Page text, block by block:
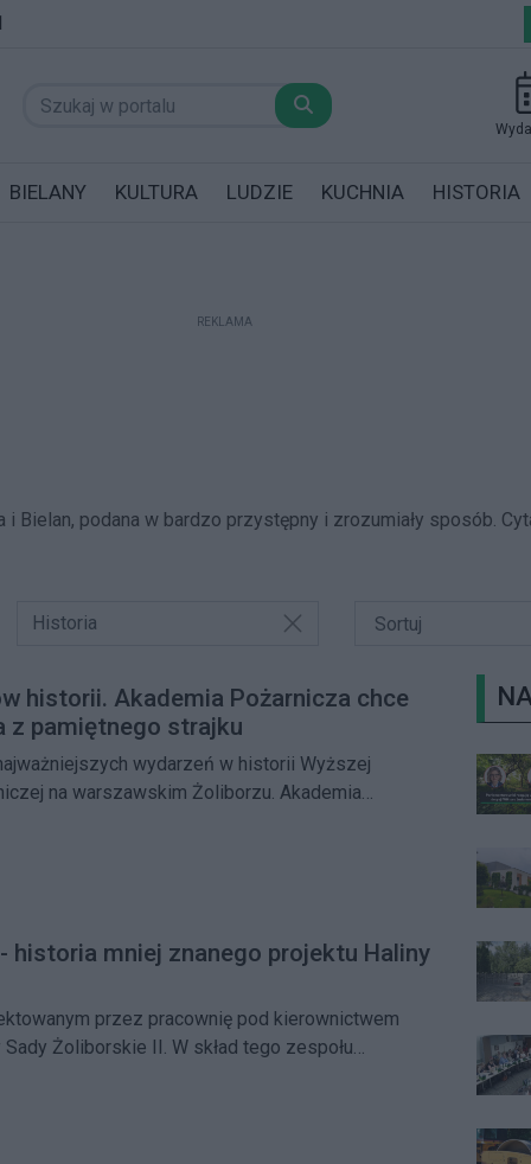
BIELANY KULTURA LUDZIE KUCHNIA HISTORIA
REKLAMA
podana w bardzo przystępny i zrozumiały sposób.
Historia
historii. Akademia Pożarnicza chce
z pamiętnego strajku
wydarzeń w historii Wyższej
na warszawskim Żoliborzu. Akademia
listopada i grudnia 1981 roku i zwraca się do
protestujących lub były świadkami wydarzeń.
historia mniej znanego projektu Haliny
przez pracownię pod kierownictwem
Żoliborskie II. W skład tego zespołu
otrzymał nagrodę Wicemistera Warszawy, a